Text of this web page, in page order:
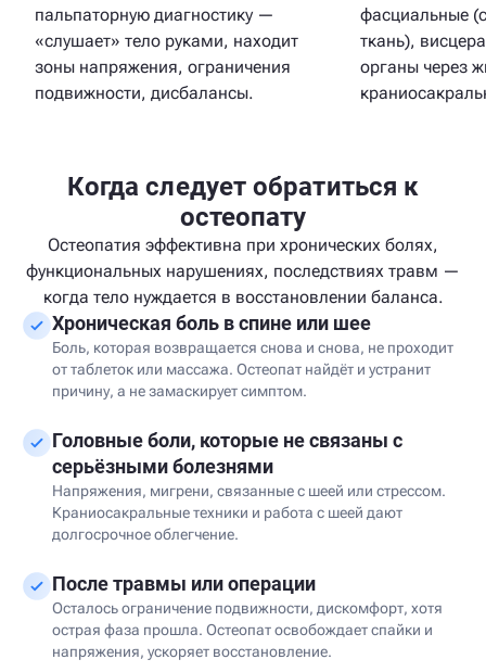
пальпаторную диагностику —
«слушает» тело руками, находит
зоны напряжения, ограничения
подвижности, дисбалансы.
фасциальные
ткань),
органы через
Когда следует обратиться к
остеопату
Остеопатия эффективна при хронических болях,
функциональных нарушениях, последствиях травм —
когда тело нуждается в восстановлении баланса.
Хроническая боль в спине или шее
Боль, которая возвращается снова и снова, не проходит
от таблеток или массажа. Остеопат найдёт и устранит
причину, а не замаскирует симптом.
Головные боли, которые не связаны с
серьёзными болезнями
Напряжения, мигрени, связанные с шеей или стрессом.
Краниосакральные техники и работа с шеей дают
долгосрочное облегчение.
После травмы или операции
Осталось ограничение подвижности, дискомфорт, хотя
острая фаза прошла. Остеопат освобождает спайки и
напряжения, ускоряет восстановление.